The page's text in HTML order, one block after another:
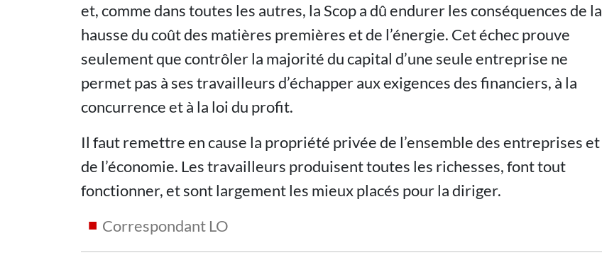
et, comme dans toutes les autres, la Scop a dû endurer les conséquences de la
hausse du coût des matières premières et de l’énergie. Cet échec prouve
seulement que contrôler la majorité du capital d’une seule entreprise ne
permet pas à ses travailleurs d’échapper aux exigences des financiers, à la
concurrence et à la loi du profit.
Il faut remettre en cause la propriété privée de l’ensemble des entreprises et
de l’économie. Les travailleurs produisent toutes les richesses, font tout
fonctionner, et sont largement les mieux placés pour la diriger.
Correspondant LO